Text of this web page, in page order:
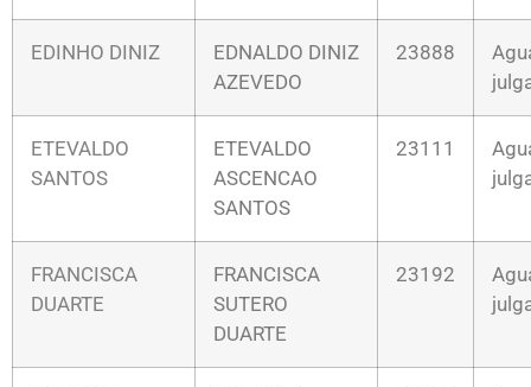
EDINHO DINIZ
EDNALDO DINIZ
AZEVEDO
23888
ETEVALDO
SANTOS
ETEVALDO
ASCENCAO
SANTOS
23111
FRANCISCA
DUARTE
FRANCISCA
SUTERO
DUARTE
23192